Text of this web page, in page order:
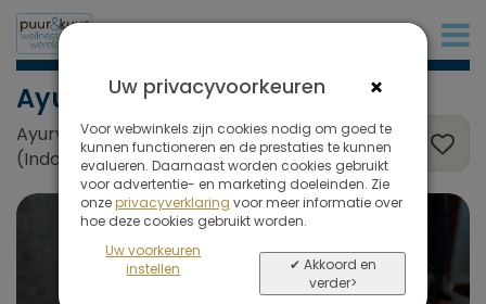
Ayurveda
Ayurveda Boutique Hotel, Ubud, Bali
(Indonesië)
×
Uw privacyvoorkeuren
Voor webwinkels zijn cookies nodig om goed te
kunnen functioneren en de prestaties te kunnen
evalueren. Daarnaast worden cookies gebruikt
voor advertentie- en marketing doeleinden. Zie
onzeprivacyverklaring voor meer informatie over
hoe deze cookies gebruikt worden.
Uw voorkeuren
instellen
✔ Akkoord en
verder>